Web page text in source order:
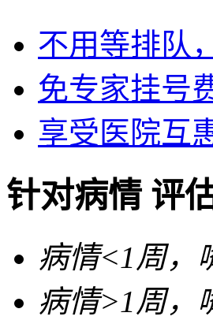
不用等排队
免专家挂号
享受医院互
针对病情 评
病情<1周，
病情>1周，